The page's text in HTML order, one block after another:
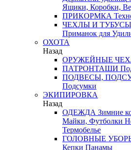
Ящики, Коробки,
ПРИКОРМКА
ЧЕХЛЫ И ТУБУСЫ
Приманок для
ОХОТА
Назад
ОРУЖЕЙНЫЕ
ПАТРОНТАШИ
ПОДВЕСЫ,
Подсумки
ЭКИПИРОВКА
Назад
ОДЕЖДА Зимние
Майки, Футболки
Термобелье
ГОЛОВНЫЕ
Кепки Панамы